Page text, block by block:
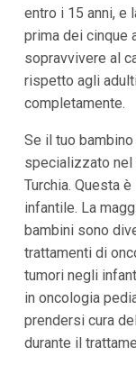
entro i 15 anni, e
prima dei cinque
sopravvivere al
rispetto agli
completamente.
Se il tuo
specializzato nel
Turchia. Questa
infantile. La
bambini sono
trattamenti di
tumori negli
in oncologia
prendersi cura
durante il